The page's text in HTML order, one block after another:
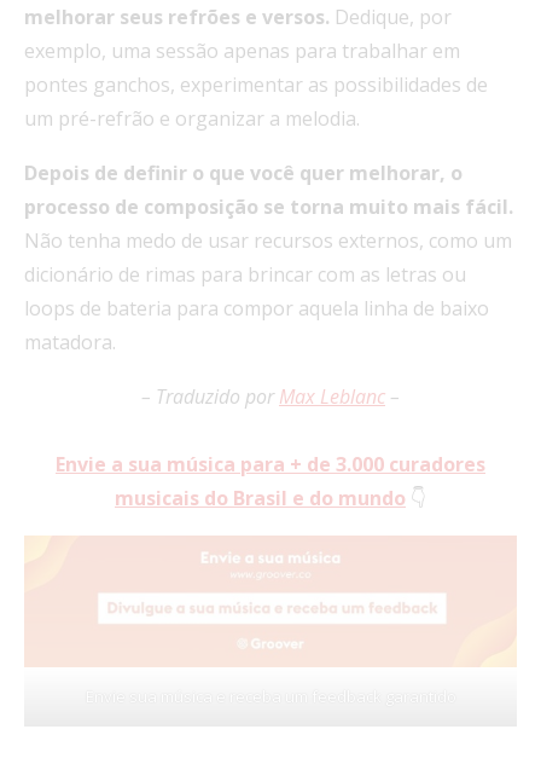
melhorar seus refrões e versos. Dedique, por
exemplo, uma sessão apenas para trabalhar em
pontes ganchos, experimentar as possibilidades de
um pré-refrão e organizar a melodia.
Depois de definir o que você quer melhorar, o
processo de composição se torna muito mais fácil.
Não tenha medo de usar recursos externos, como um
dicionário de rimas para brincar com as letras ou
loops de bateria para compor aquela linha de baixo
matadora.
– Traduzido porMax Leblanc –
Envie a sua música para + de 3.000 curadores
musicais do Brasil e do mundo 👇